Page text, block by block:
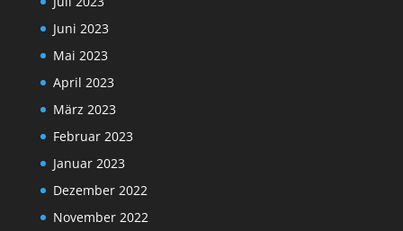
Juni 2023
Mai 2023
April 2023
März 2023
Februar 2023
Januar 2023
Dezember 2022
November 2022